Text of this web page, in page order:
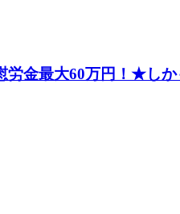
労金最大60万円！★し